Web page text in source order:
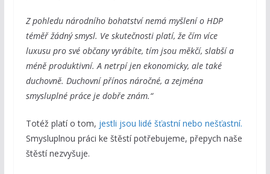
Z pohledu národního bohatství nemá myšlení o HDP
téměř žádný smysl. Ve skutečnosti platí, že čím více
luxusu pro své občany vyrábíte, tím jsou měkčí, slabší a
méně produktivní. A netrpí jen ekonomicky, ale také
duchovně. Duchovní přínos náročné, a zejména
smysluplné práce je dobře znám.“
Totéž platí o tom, jestli jsou lidé šťastní nebo nešťastní.
Smysluplnou práci ke štěstí potřebujeme, přepych naše
štěstí nezvyšuje.